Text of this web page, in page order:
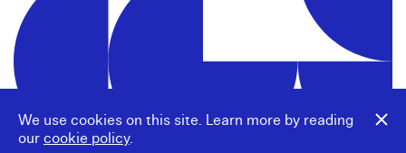
We use cookies on this site. Learn more by reading
our cookie policy.